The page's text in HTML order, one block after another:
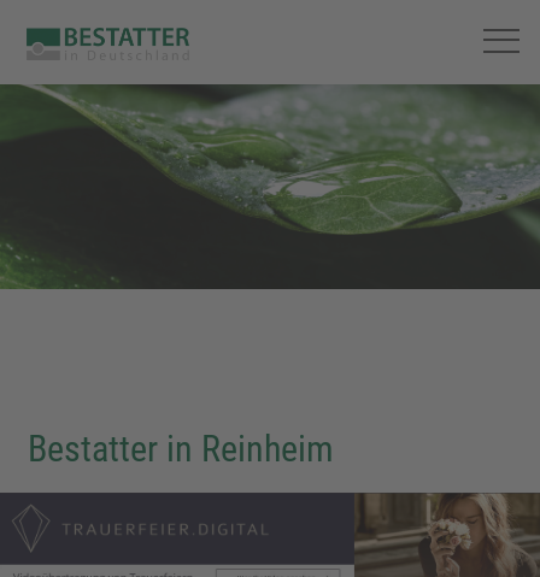
Bestatter in Reinheim